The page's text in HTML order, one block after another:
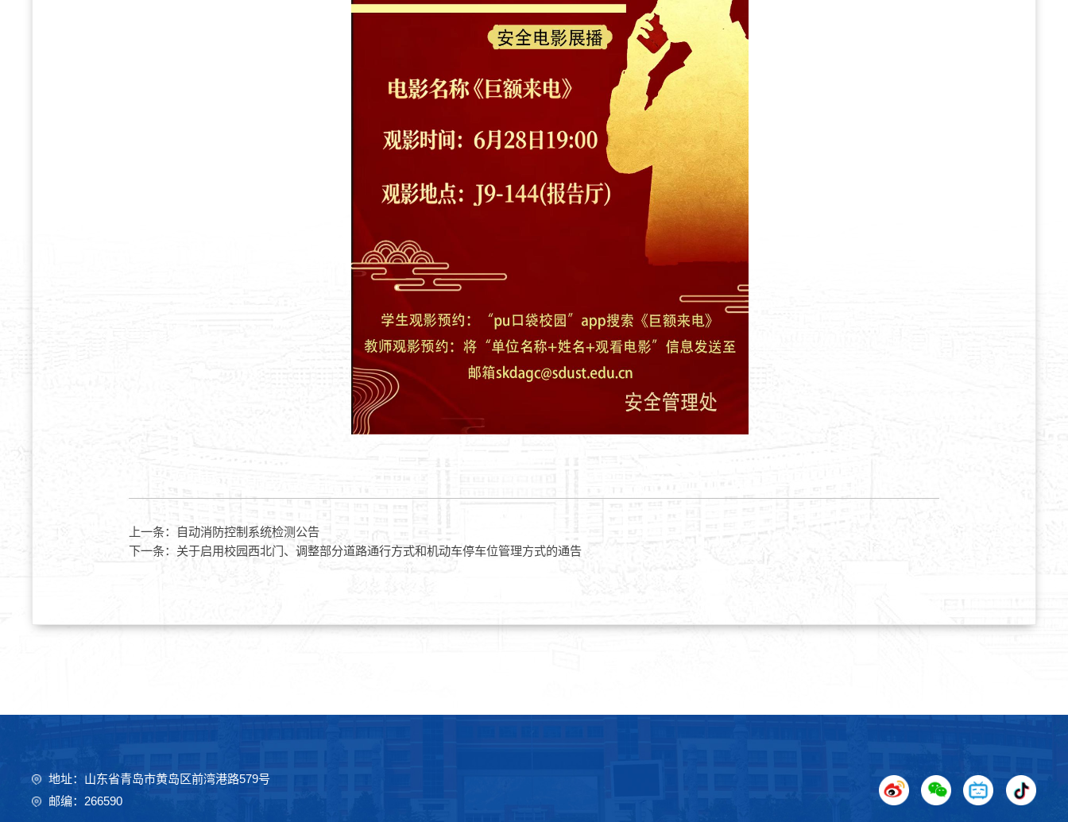
上一条：
自动消防控制系统检测公告
下一条： 关于启用校园西北门、调整部分道路通行方式和机动车停车位管理方式的通告
地址：山东省青岛市黄岛区前湾港路579号
邮编：266590